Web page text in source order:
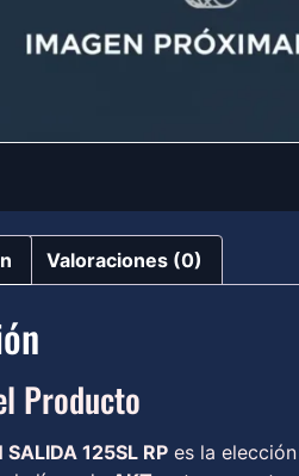
Valoraciones (0)
Producto
SALIDA 125SL RP es la